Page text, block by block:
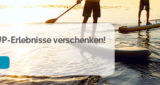
Erlebnisse verschenken!